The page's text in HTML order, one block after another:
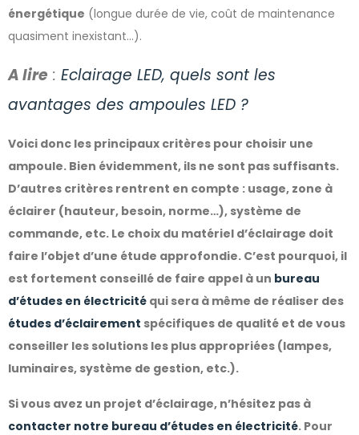
énergétique (longue durée de vie, coût de maintenance
quasiment inexistant…).
A lire : Eclairage LED, quels sont les
avantages des ampoules LED ?
Voici donc les principaux critères pour choisir une
ampoule. Bien évidemment, ils ne sont pas suffisants.
D’autres critères rentrent en compte : usage, zone à
éclairer (hauteur, besoin, norme…), système de
commande, etc. Le choix du matériel d’éclairage doit
faire l’objet d’une étude approfondie. C’est pourquoi, il
est fortement conseillé de faire appel à un bureau
d’études en électricité qui sera à même de réaliser des
études d’éclairement spécifiques de qualité et de vous
conseiller les solutions les plus appropriées (lampes,
luminaires, système de gestion, etc.).
Si vous avez un projet d’éclairage, n’hésitez pas à
contacter notre bureau d’études en électricité. Pour